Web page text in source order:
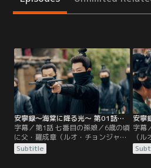
安寧録～海棠に降る光～ 第01話／字幕
字幕／第1話 七番目の孫娘／6歳の頃
に父・羅成章（ルオ・チョンジャ
ン）の悪賢い側妻・喬月嬋（チャ
オ・ユエチャン）に流産の責任を被
Subtitle
字幕
（
くれ
ン）